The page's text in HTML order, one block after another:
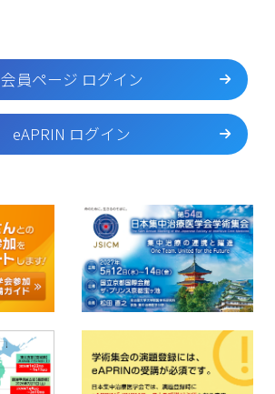
会員ページ ログイン
eAPRIN ログイン